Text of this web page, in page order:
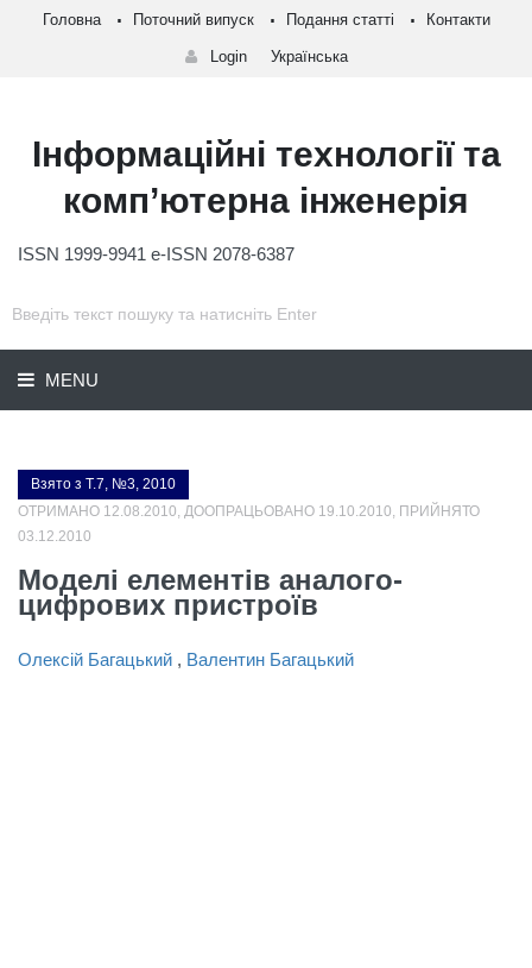
Головна Поточний випуск Подання статті Контакти
Login Українська
Інформаційні технології та
комп’ютерна інженерія
ISSN 1999-9941 e-ISSN 2078-6387
MENU
Взято з Т.7, №3, 2010
ОТРИМАНО 12.08.2010, ДООПРАЦЬОВАНО 19.10.2010, ПРИЙНЯТО
03.12.2010
Моделі елементів аналого-
цифрових пристроїв
Олексій Багацький , Валентин Багацький